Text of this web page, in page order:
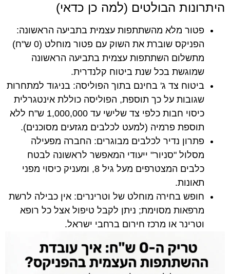
היתרונות הבולטים (למה כן כדאי)
פטור מלא מהשתתפות עצמית בתביעה הראשונה:
הפניקס שוברת את השוק עם פטור מוחלט (0 ש"ח)
מתשלום השתתפות עצמית בתביעה הראשונה
שמוגשת בכל שנת ביטוח קלנדרית.
ביטוח צד ג' בחינם בתוך הפוליסה: בניגוד למתחרות
שגובות על כך תוספת, הפוליסה כוללת אינטגרלית
כיסוי חבות כלפי צד שלישי עד 1,000,000 ש"ח ללא
תוספת פרמיה (למעט לכלבים מגזעים מסוכנים).
פתרון נדיר לכלבים מבוגרים: החברה מפעילה
מסלול "סניור" ייעודי המאפשר לראשונה לבטח
כלבים המצטרפים מעל גיל 8, ומעניק כיסוי מפני
תאונות.
חופש בחירה מוחלט של וטרינרים: אין כבילה לרשת
מרפאות מסוימת; ניתן לקבל טיפול אצל כל רופא
וטרינר או מרכז חירום ברחבי ישראל.